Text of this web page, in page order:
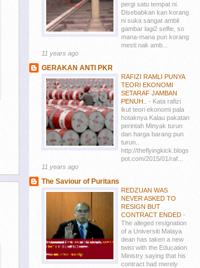
pergi satu tempat ni.
Disebabkan kan korang
ni suka sangat ambil
gambar lagi2 selfie, so
mana-mana pun korang
mesti nak amb...
11 years ago
GERAKAN ANTI PKR
RAFIZI RAMLI PUNYA
TEORI EKONOMI
SETARAF JAMBAN
PENUH.. - Kata rafizi
ikut teori ekonomi pala
hotaknya Kalau pakatan
perintah Minyak turun
dan harga barang pun
turun..
http://theflyingkick.blogs
pot.com/2015/01/raf...
11 years ago
The Saviour of Puritans
REDZUAN WAS
NEVER ASKED TO
RESIGN BUT
CONTRACT ENDED -
The alleged resignation
of a Universiti Malaya
dean has taken a new
twist with the Education
Ministry saying that his
contract had merely